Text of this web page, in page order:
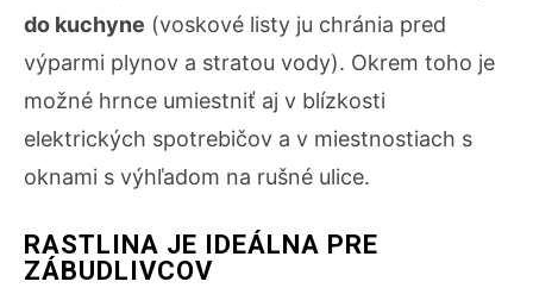
do kuchyne (voskové listy ju chránia pred
výparmi plynov a stratou vody). Okrem toho je
možné hrnce umiestniť aj v blízkosti
elektrických spotrebičov a v miestnostiach s
oknami s výhľadom na rušné ulice.
RASTLINA JE IDEÁLNA PRE
ZÁBUDLIVCOV